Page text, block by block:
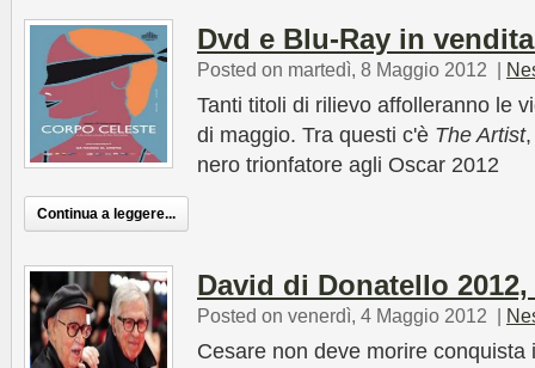
Dvd e Blu-Ray in
Posted on martedì, 8 Maggio 2012 |
Tanti titoli di rilievo affolleranno le
di maggio. Tra questi c'è The Artist
nero trionfatore agli Oscar 2012
Continua a leggere...
David di Donatello
Posted on venerdì, 4 Maggio 2012 |
Cesare non deve morire